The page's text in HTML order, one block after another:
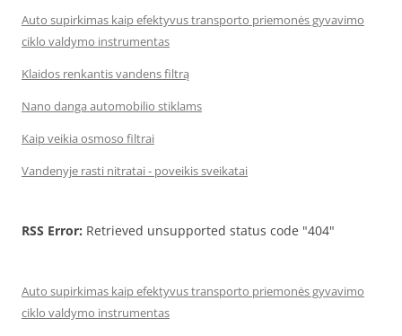
Auto supirkimas kaip efektyvus transporto priemonės gyvavimo
ciklo valdymo instrumentas
Klaidos renkantis vandens filtrą
Nano danga automobilio stiklams
Kaip veikia osmoso filtrai
Vandenyje rasti nitratai - poveikis sveikatai
RSS Error: Retrieved unsupported status code "404"
Auto supirkimas kaip efektyvus transporto priemonės gyvavimo
ciklo valdymo instrumentas